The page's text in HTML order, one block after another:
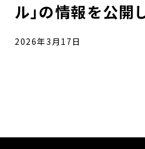
ル」の情報を公開
2026年3月17日